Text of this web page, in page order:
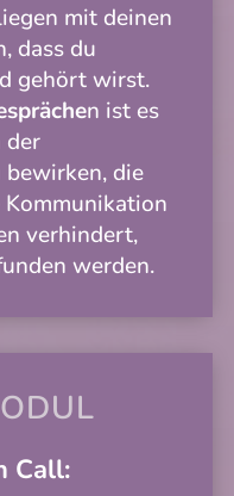
mit deinen
dass du
gehört wirst.
n ist es
der
die
verhindert,
werden.
Call: